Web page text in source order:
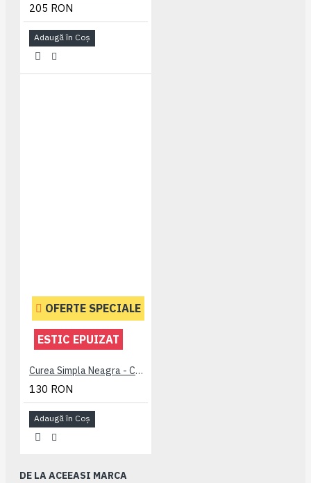
205 RON
Adaugă în Coş
OFERTE SPECIALE
ESTIC EPUIZAT
Curea Simpla Neagra - CUREA PLAIN NEAGRA - 2XL 3XL 4XL 5XL 6XL 7XL
130 RON
Adaugă în Coş
DE LA ACEEASI MARCA